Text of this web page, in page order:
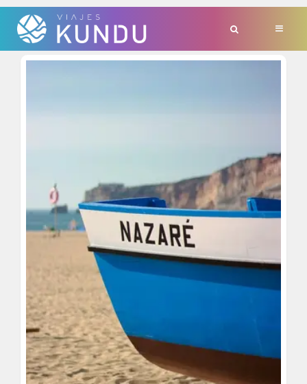
TAG: 'NAZARE'